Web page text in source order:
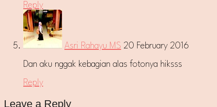
Reply
Asri Rahayu MS 20 February 2016
Dan aku nggak kebagian alas fotonya hiksss
Reply
Leave a Reply